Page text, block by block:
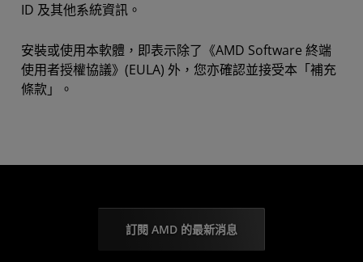
ID 及其他系統資訊。
安裝或使用本軟體，即表示除了《AMD Software 終端
使用者授權協議》(EULA) 外，您亦確認並接受本「補充
條款」。
訂閱 AMD 的最新消息